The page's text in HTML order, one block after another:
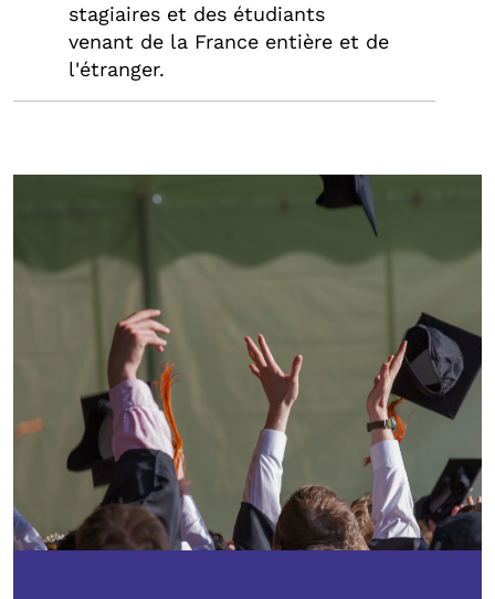
stagiaires et des étudiants
venant de la France entière et de
l'étranger.